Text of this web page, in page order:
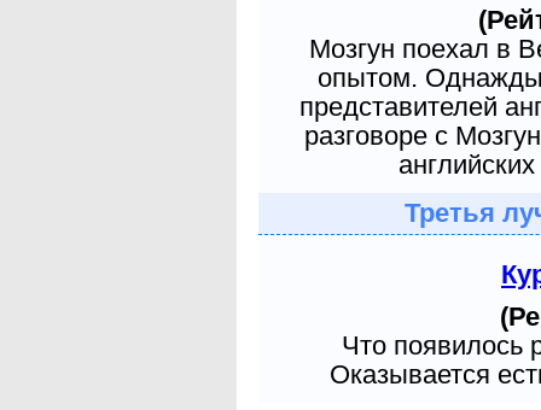
Мозгун поехал в
опытом. Однажды
представителей
разговоре с
Третья
Что появилось
Оказывается